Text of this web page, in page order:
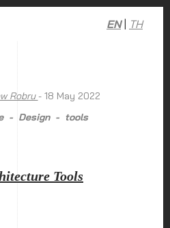
EN TH
Robru- 18 May 2022
Design tools
Tools